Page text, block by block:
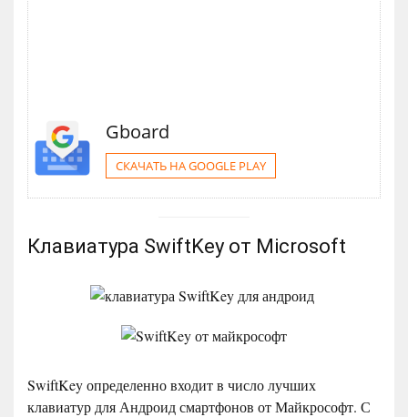
Gboard
СКАЧАТЬ НА GOOGLE PLAY
Клавиатура SwiftKey от Microsoft
SwiftKey определенно входит в число лучших
клавиатур для Андроид смартфонов от Майкрософт. С